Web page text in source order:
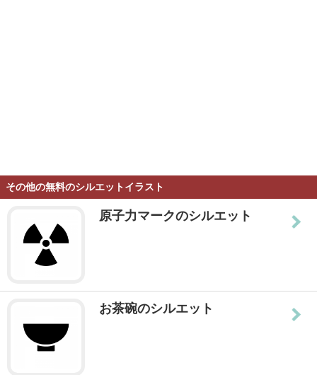
その他の無料のシルエットイラスト
原子力マークのシルエット
お茶碗のシルエット